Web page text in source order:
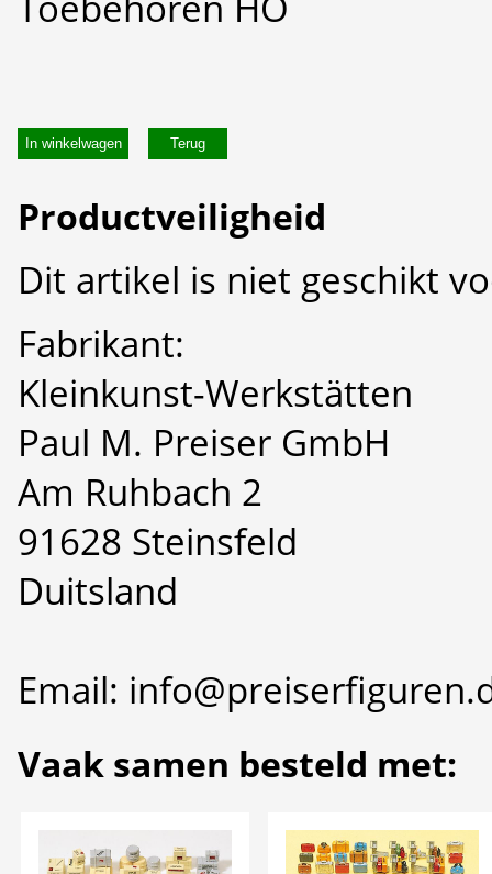
In winkelwagen
Productveiligheid
Dit artikel is niet geschikt
Fabrikant:
Kleinkunst-Werkstätten
Paul M. Preiser GmbH
Am Ruhbach 2
91628 Steinsfeld
Duitsland
Email:
Vaak samen besteld met: